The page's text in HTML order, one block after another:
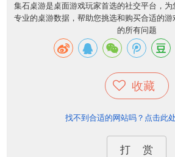
集石桌游是桌面游戏玩家首选的社交平台，为
专业的桌游数据，帮助您挑选和购买合适的
的所有问题
收藏
找不到合适的网站吗？点击此
打 赏